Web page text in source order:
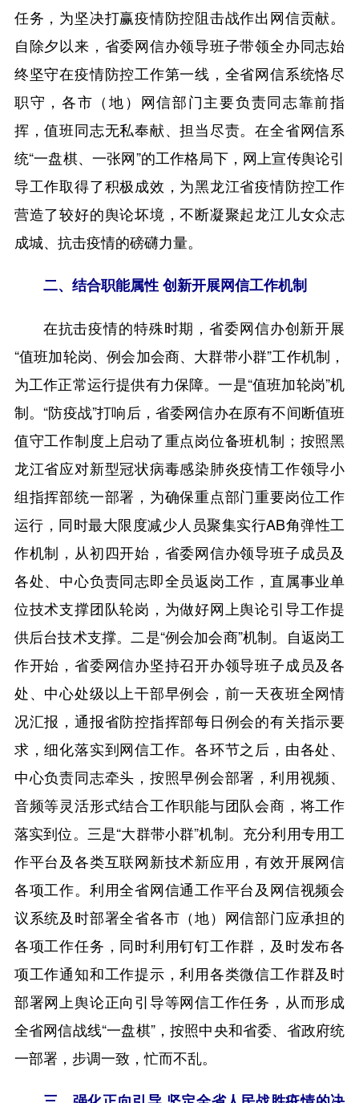
任务，为坚决打赢疫情防控阻击战作出网信贡献。
自除夕以来，省委网信办领导班子带领全办同志始
终坚守在疫情防控工作第一线，全省网信系统恪尽
职守，各市（地）网信部门主要负责同志靠前指
挥，值班同志无私奉献、担当尽责。在全省网信系
统“一盘棋、一张网”的工作格局下，网上宣传舆论引
导工作取得了积极成效，为黑龙江省疫情防控工作
营造了较好的舆论坏境，不断凝聚起龙江儿女众志
成城、抗击疫情的磅礴力量。
二、结合职能属性 创新开展网信工作机制
在抗击疫情的特殊时期，省委网信办创新开展
“值班加轮岗、例会加会商、大群带小群”工作机制，
为工作正常运行提供有力保障。一是“值班加轮岗”机
制。“防疫战”打响后，省委网信办在原有不间断值班
值守工作制度上启动了重点岗位备班机制；按照黑
龙江省应对新型冠状病毒感染肺炎疫情工作领导小
组指挥部统一部署，为确保重点部门重要岗位工作
运行，同时最大限度减少人员聚集实行AB角弹性工
作机制，从初四开始，省委网信办领导班子成员及
各处、中心负责同志即全员返岗工作，直属事业单
位技术支撑团队轮岗，为做好网上舆论引导工作提
供后台技术支撑。二是“例会加会商”机制。自返岗工
作开始，省委网信办坚持召开办领导班子成员及各
处、中心处级以上干部早例会，前一天夜班全网情
况汇报，通报省防控指挥部每日例会的有关指示要
求，细化落实到网信工作。各环节之后，由各处、
中心负责同志牵头，按照早例会部署，利用视频、
音频等灵活形式结合工作职能与团队会商，将工作
落实到位。三是“大群带小群”机制。充分利用专用工
作平台及各类互联网新技术新应用，有效开展网信
各项工作。利用全省网信通工作平台及网信视频会
议系统及时部署全省各市（地）网信部门应承担的
各项工作任务，同时利用钉钉工作群，及时发布各
项工作通知和工作提示，利用各类微信工作群及时
部署网上舆论正向引导等网信工作任务，从而形成
全省网信战线“一盘棋”，按照中央和省委、省政府统
一部署，步调一致，忙而不乱。